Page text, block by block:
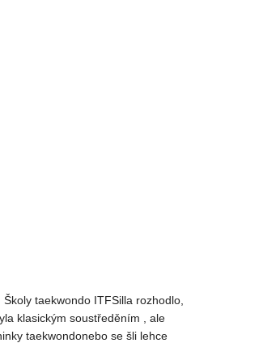
taekwondo ITFSilla rozhodlo,
klasickým soustředěním , ale
taekwondonebo se šli lehce